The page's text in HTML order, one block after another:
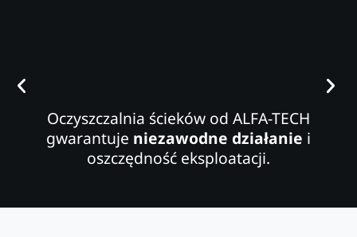
Oczyszczalnia ścieków od ALFA-TECH
gwarantuje niezawodne działanie i
oszczędność eksploatacji.